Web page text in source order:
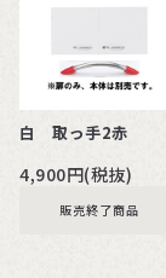
白 取っ手2赤
4,900円(税抜)
販売終了商品